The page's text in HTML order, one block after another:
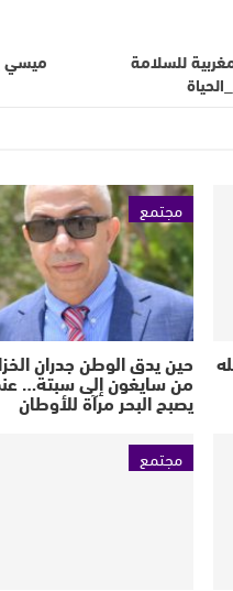
المغربية للسلامة ميسي
مجتمع
حين يدق الوطن جدران
من سايغون إلى سبتة…
يصبح البحر مرآة للأوطان
مجتمع